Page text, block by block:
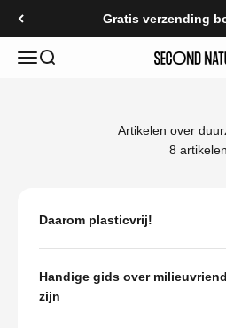
Gratis verzending
Navigatiemenu openen
Zoeken openen Second
Artikelen over
8 artikelen
Daarom plasticvrij!
Handige gids over
zijn